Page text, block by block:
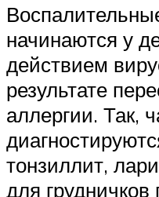
начинаются у
действием
результате
аллергии. Так,
тонзиллит,
для грудничков